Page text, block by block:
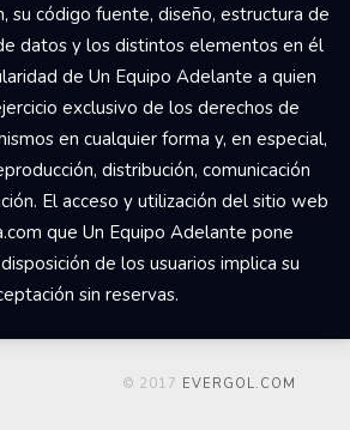
su código fuente, diseño, estructura de
datos y los distintos elementos en él
de Un Equipo Adelante a quien
exclusivo de los derechos de
en cualquier forma y, en especial,
distribución, comunicación
El acceso y utilización del sitio web
que Un Equipo Adelante pone
de los usuarios implica su
sin reservas.
© 2017 EVERGOL.COM